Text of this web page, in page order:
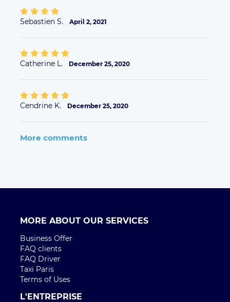
Sebastien S. April 2, 2021
Catherine L. December 25, 2020
Cendrine K. December 25, 2020
More comments
MORE ABOUT OUR SERVICES
Business Offer
FAQ clients
FAQ Driver
Taxi Paris
Terms of Uses
L'ENTREPRISE